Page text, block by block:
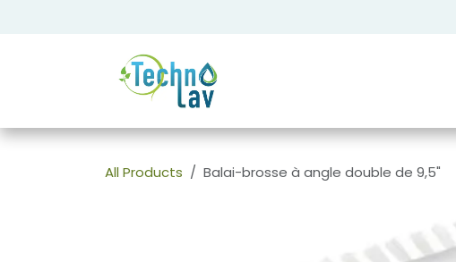
All Products Balai-brosse à angle double de 9,5"